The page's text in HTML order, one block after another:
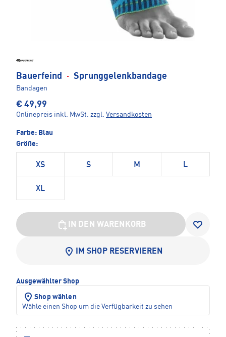
Bauerfeind · Sprunggelenkbandage
Bandagen
€ 49,99
Onlinepreis inkl. MwSt. zzgl. Versandkosten
Farbe: Blau
Größe:
XS S M L
XL
IN DEN WARENKORB
IM SHOP RESERVIEREN
Ausgewählter Shop
Shop wählen
Wähle einen Shop um die Verfügbarkeit zu sehen